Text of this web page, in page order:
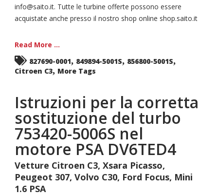
info@saito.it. Tutte le turbine offerte possono essere
acquistate anche presso il nostro shop online shop.saito.it
Read More ...
827690-0001, 849894-5001S, 856800-5001S,
Citroen C3, More Tags
Istruzioni per la corretta
sostituzione del turbo
753420-5006S nel
motore PSA DV6TED4
Vetture Citroen C3, Xsara Picasso,
Peugeot 307, Volvo C30, Ford Focus, Mini
1.6 PSA